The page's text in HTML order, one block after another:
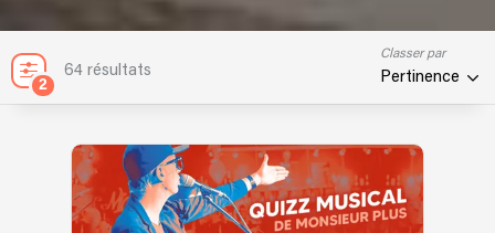
2
64 résultats
Classer par
Pertinence